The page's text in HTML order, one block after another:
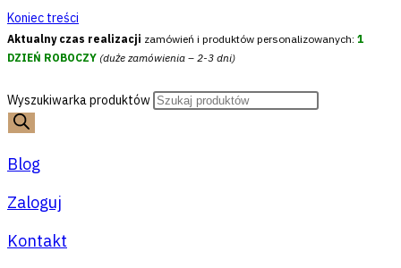
Koniec treści
Aktualny czas realizacji zamówień i produktów personalizowanych: 1
DZIEŃ ROBOCZY (duże zamówienia – 2-3 dni)
Wyszukiwarka produktów
Blog
Zaloguj
Kontakt